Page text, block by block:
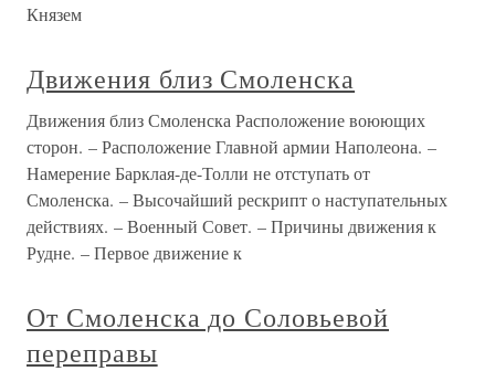
Князем
Движения близ Смоленска
Движения близ Смоленска Расположение воюющих
сторон. – Расположение Главной армии Наполеона. –
Намерение Барклая-де-Толли не отступать от
Смоленска. – Высочайший рескрипт о наступательных
действиях. – Военный Совет. – Причины движения к
Рудне. – Первое движение к
От Смоленска до Соловьевой
переправы